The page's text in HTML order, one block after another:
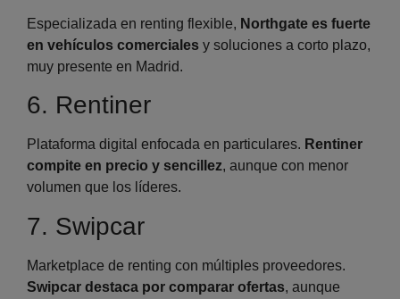
Especializada en renting flexible, Northgate es fuerte
en vehículos comerciales y soluciones a corto plazo,
muy presente en Madrid.
6. Rentiner
Plataforma digital enfocada en particulares. Rentiner
compite en precio y sencillez, aunque con menor
volumen que los líderes.
7. Swipcar
Marketplace de renting con múltiples proveedores.
Swipcar destaca por comparar ofertas, aunque